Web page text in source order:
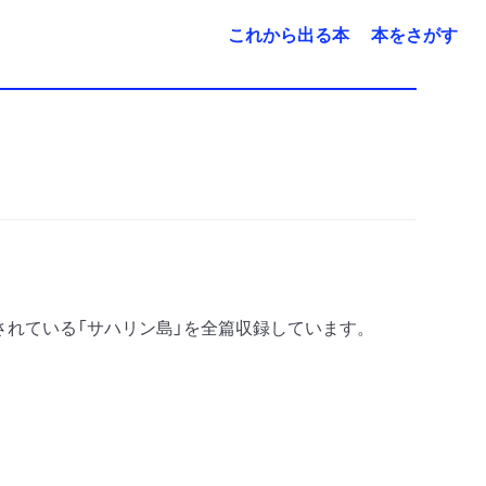
これから出る本 本をさがす
ている「サハリン島」を全篇収録しています。